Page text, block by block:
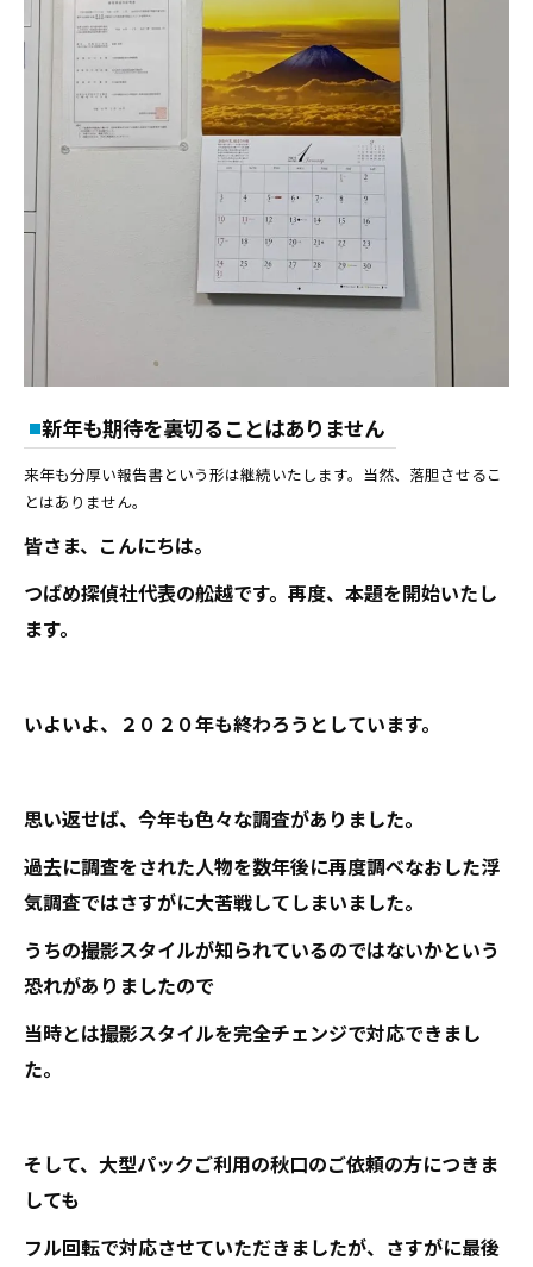
新年も期待を裏切ることはありません
来年も分厚い報告書という形は継続いたします。当然、落胆させるこ
とはありません。
皆さま、こんにちは。
つばめ探偵社代表の舩越です。再度、本題を開始いたし
ます。
いよいよ、２０２０年も終わろうとしています。
思い返せば、今年も色々な調査がありました。
過去に調査をされた人物を数年後に再度調べなおした浮
気調査ではさすがに大苦戦してしまいました。
うちの撮影スタイルが知られているのではないかという
恐れがありましたので
当時とは撮影スタイルを完全チェンジで対応できまし
た。
そして、大型パックご利用の秋口のご依頼の方につきま
しても
フル回転で対応させていただきましたが、さすがに最後